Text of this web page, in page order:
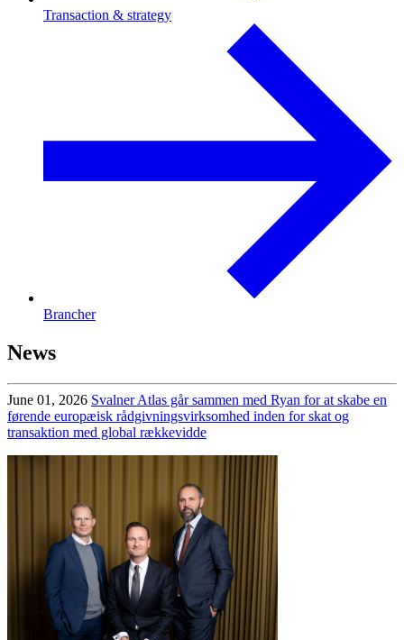
Transaction & strategy
Brancher
News
June 01, 2026 Svalner Atlas går sammen med Ryan for at skabe en
førende europæisk rådgivningsvirksomhed inden for skat og
transaktion med global rækkevidde